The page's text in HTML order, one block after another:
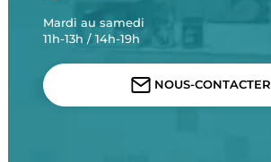
Mardi au samedi
11h-13h / 14h-19h
NOUS-CONTACTER